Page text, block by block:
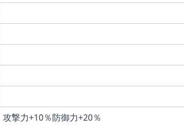
攻撃力+10％防御力+20％